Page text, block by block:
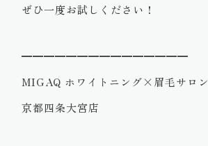
ぜひ一度お試しください！
━━━━━━━━━━━━━━━
MIGAQ ホワイトニング×眉毛サロン
京都四条大宮店